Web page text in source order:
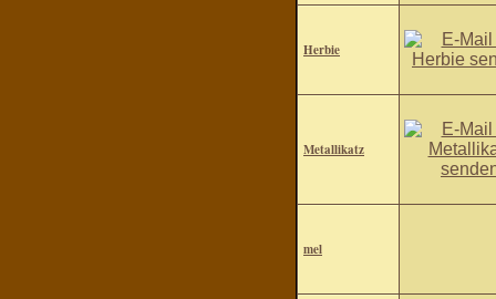
Herbie
Metallikatz
mel